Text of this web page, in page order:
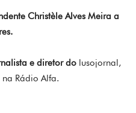
Christèle Alves Meira a
e diretor do lusojornal,
Rádio Alfa.